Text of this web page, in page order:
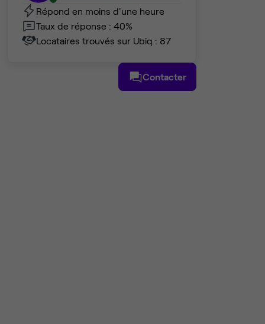
Répond en moins d'une heure
Taux de réponse : 40%
Locataires trouvés sur Ubiq : 87
Contacter